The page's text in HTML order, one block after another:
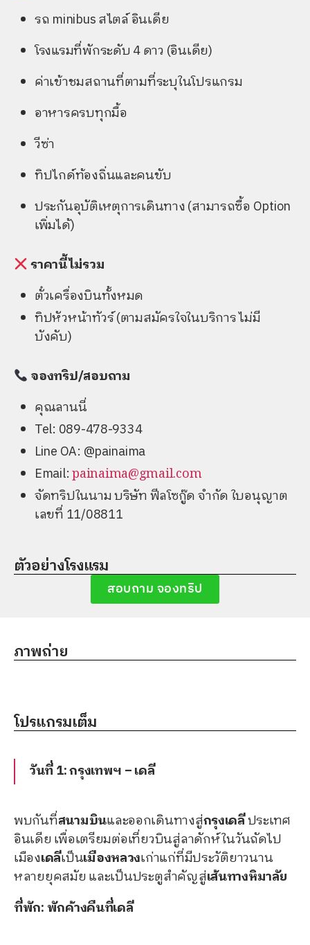
รถ minibus สไตล์ อินเดีย
โรงแรมที่พักระดับ 4 ดาว (อินเดีย)
ค่าเข้าชมสถานที่ตามที่ระบุในโปรแกรม
อาหารครบทุกมื้อ
วีซ่า
ทิปไกด์ท้องถิ่นและคนขับ
ประกันอุบัติเหตุการเดินทาง (สามารถซื้อ Option
เพิ่มได้)
ราคานี้ไม่รวม
ตั๋วเครื่องบินทั้งหมด
ทิปหัวหน้าทัวร์ (ตามสมัครใจในบริการ ไม่มี
บังคับ)
จองทริป/สอบถาม
คุณลานนี่
Tel: 089-478-9334
Line OA: @painaima
Email:painaima@gmail.com
จัดทริปในนาม บริษัท ฟีลโซกู๊ด จำกัด ใบอนุญาต
เลขที่ 11/08811
ตัวอย่างโรงแรม
สอบถาม จองทริป
ภาพถ่าย
โปรแกรมเต็ม
วันที่ 1: กรุงเทพฯ – เดลี
พบกันที่สนามบินและออกเดินทางสู่กรุงเดลีประเทศ
อินเดีย เพื่อเตรียมต่อเที่ยวบินสู่ลาดักห์ในวันถัดไป
เมืองเดลีเป็นเมืองหลวงเก่าแก่ที่มีประวัติยาวนาน
หลายยุคสมัย และเป็นประตูสำคัญสู่เส้นทางหิมาลัย
ที่พัก: พักค้างคืนที่เดลี